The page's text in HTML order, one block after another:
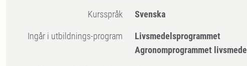
Kursspråk Svenska
Ingår i utbildnings-program
Livsmedelsprogrammet
Agronomprogrammet livsmedel